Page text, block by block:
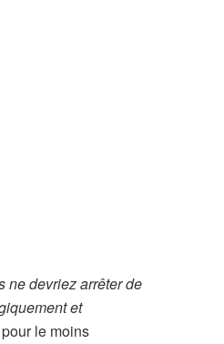
ne devriez arrêter de
et
le moins